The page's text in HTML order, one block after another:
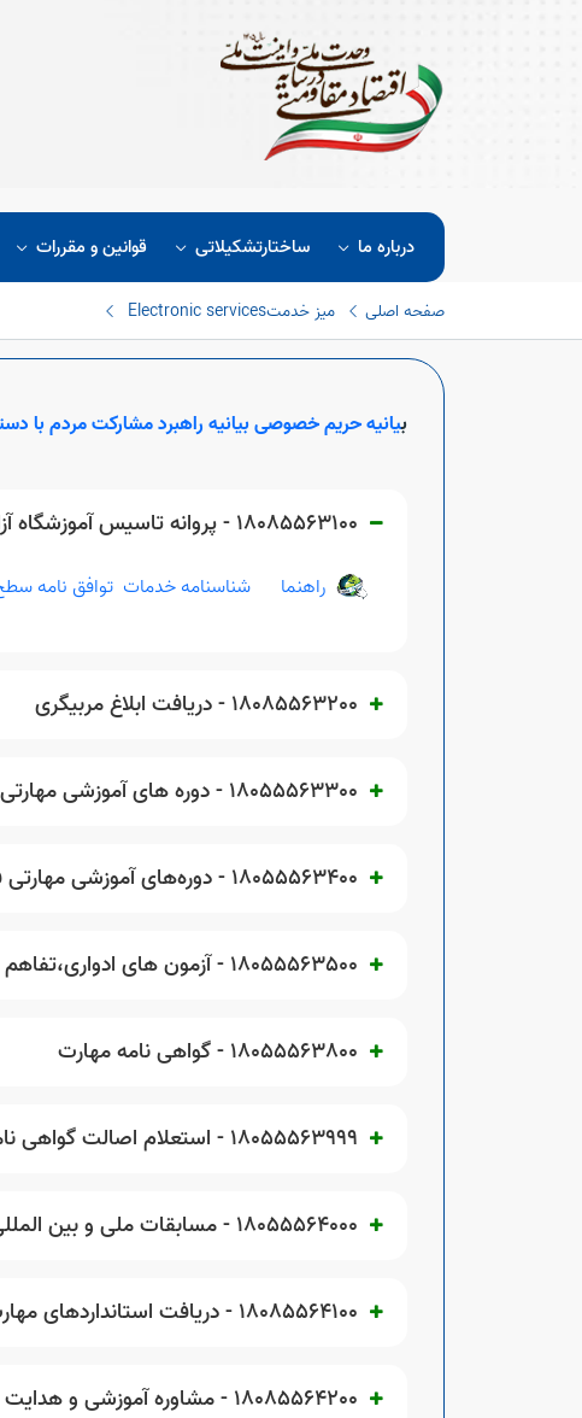
درباره ما ساختارتشکیلاتی قوانین و مقررات
صفحه اصلی میز خدمتElectronic services
بیانیه حریم خصوصیبیانیه راهبرد مشارکت مردم با
18085563100 - پروانه تاسیس آموزشگاه آزاد
راهنما شناسنامه خدمات توافق نامه
18085563200 - دریافت ابلاغ مربیگری
18055563300 - دوره های آموزشی مهارتی آموزشگاه‌های آزاد
18055563400 - دوره‌های آموزشی مهارتی فنی و حرفه ای دولتی
18055563500 - آزمون های ادواری،تفاهم نامه ها و صنعت ساختمان /معرفی آموزش به آزمون
18055563800 - گواهی نامه مهارت
18055563999 - استعلام اصالت گواهی نامه مهارت
18055564000 - مسابقات ملی و بین المللی مهارت
18085564100 - دریافت استانداردهای مهارت
18085564200 - مشاوره آموزشی و هدایت شغلی